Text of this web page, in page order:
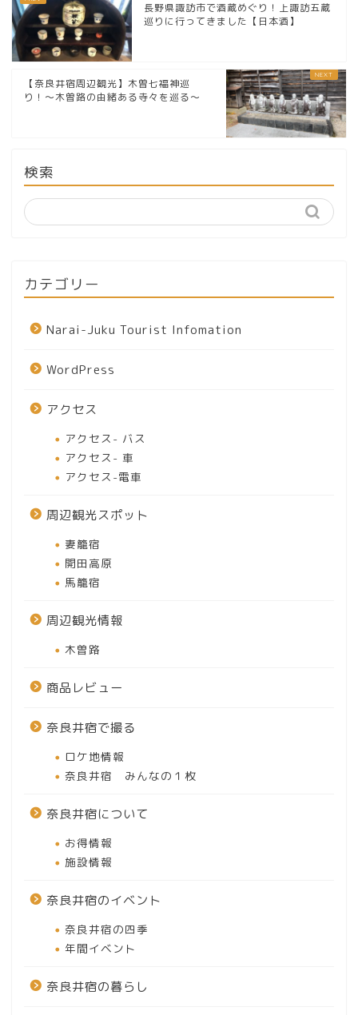
長野県諏訪市で酒蔵めぐり！上諏訪五蔵
巡りに行ってきました【日本酒】
【奈良井宿周辺観光】木曽七福神巡
り！〜木曽路の由緒ある寺々を巡る〜
検索
カテゴリー
Narai-Juku Tourist Infomation
WordPress
アクセス
アクセス- バス
アクセス- 車
アクセス-電車
周辺観光スポット
妻籠宿
開田高原
馬籠宿
周辺観光情報
木曽路
商品レビュー
奈良井宿で撮る
ロケ地情報
奈良井宿 みんなの１枚
奈良井宿について
お得情報
施設情報
奈良井宿のイベント
奈良井宿の四季
年間イベント
奈良井宿の暮らし